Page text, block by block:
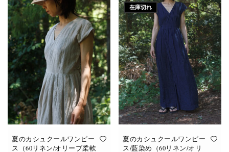
か
ら
選
択
で
き
ま
す
か
ら
選
択
で
き
ま
す
商
品
に
は
複
数
の
バ
リ
エ
ー
シ
ョ
ン
が
あ
り
ま
オ
プ
商
品
に
複
数
の
ョ
ン
が
あ
り
ま
オ
プ
夏のカシュクールワンピー
ス（60リネン/オリーブ柔軟
在庫切れ
夏のカシュクールワンピー
ス/藍染め（60リネン/オリ